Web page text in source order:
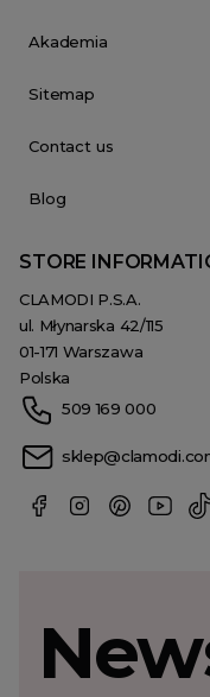
Akademia
Sitemap
Contact us
Blog
STORE
CLAMODI P.S.A.
ul. Młynarska 42/115
01-171 Warszawa
Polska
509 169 000